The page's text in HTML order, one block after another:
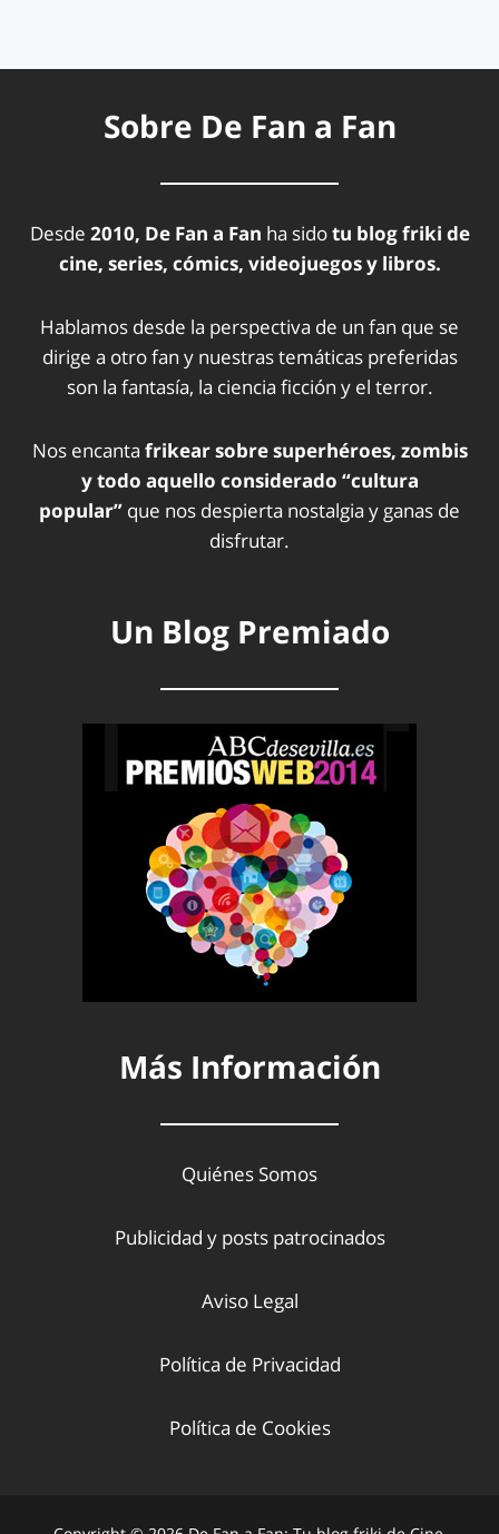
Sobre De Fan a Fan
Desde 2010, De Fan a Fan ha sidotu blog friki de
cine, series, cómics, videojuegos y libros.
Hablamos desde la perspectiva de un fan que se
dirige a otro fan y nuestras temáticas preferidas
son la fantasía, la ciencia ficción y el terror.
Nos encanta frikear sobre superhéroes, zombis
y todo aquello considerado “cultura
popular” que nos despierta nostalgia y ganas de
disfrutar.
Un Blog Premiado
Más Información
Quiénes Somos
Publicidad y posts patrocinados
Aviso Legal
Política de Privacidad
Política de Cookies